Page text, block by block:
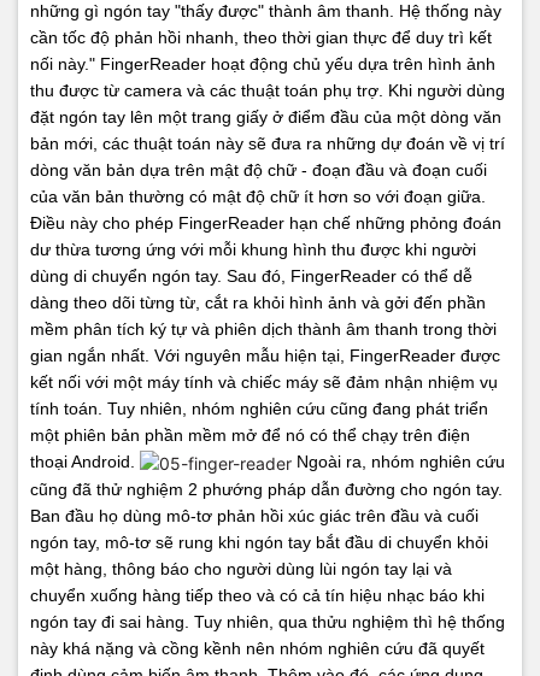
những gì ngón tay "thấy được" thành âm thanh. Hệ thống này
cần tốc độ phản hồi nhanh, theo thời gian thực để duy trì kết
nối này." FingerReader hoạt động chủ yếu dựa trên hình ảnh
thu được từ camera và các thuật toán phụ trợ. Khi người dùng
đặt ngón tay lên một trang giấy ở điểm đầu của một dòng văn
bản mới, các thuật toán này sẽ đưa ra những dự đoán về vị trí
dòng văn bản dựa trên mật độ chữ - đoạn đầu và đoạn cuối
của văn bản thường có mật độ chữ ít hơn so với đoạn giữa.
Điều này cho phép FingerReader hạn chế những phỏng đoán
dư thừa tương ứng với mỗi khung hình thu được khi người
dùng di chuyển ngón tay. Sau đó, FingerReader có thể dễ
dàng theo dõi từng từ, cắt ra khỏi hình ảnh và gởi đến phần
mềm phân tích ký tự và phiên dịch thành âm thanh trong thời
gian ngắn nhất. Với nguyên mẫu hiện tại, FingerReader được
kết nối với một máy tính và chiếc máy sẽ đảm nhận nhiệm vụ
tính toán. Tuy nhiên, nhóm nghiên cứu cũng đang phát triển
một phiên bản phần mềm mở để nó có thể chạy trên điện
thoại Android.
Ngoài ra, nhóm nghiên cứu
cũng đã thử nghiệm 2 phướng pháp dẫn đường cho ngón tay.
Ban đầu họ dùng mô-tơ phản hồi xúc giác trên đầu và cuối
ngón tay, mô-tơ sẽ rung khi ngón tay bắt đầu di chuyển khỏi
một hàng, thông báo cho người dùng lùi ngón tay lại và
chuyển xuống hàng tiếp theo và có cả tín hiệu nhạc báo khi
ngón tay đi sai hàng. Tuy nhiên, qua thửu nghiệm thì hệ thống
này khá nặng và cồng kềnh nên nhóm nghiên cứu đã quyết